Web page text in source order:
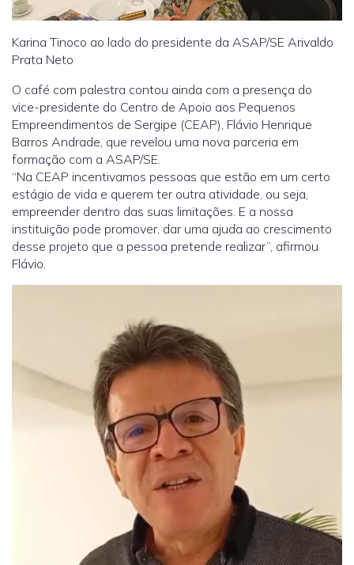
Karina Tinoco ao lado do presidente da ASAP/SE Arivaldo
Prata Neto
O café com palestra contou ainda com a presença do
vice-presidente do Centro de Apoio aos Pequenos
Empreendimentos de Sergipe (CEAP), Flávio Henrique
Barros Andrade, que revelou uma nova parceria em
formação com a ASAP/SE.
“Na CEAP incentivamos pessoas que estão em um certo
estágio de vida e querem ter outra atividade, ou seja,
empreender dentro das suas limitações. E a nossa
instituição pode promover, dar uma ajuda ao crescimento
desse projeto que a pessoa pretende realizar”, afirmou
Flávio.